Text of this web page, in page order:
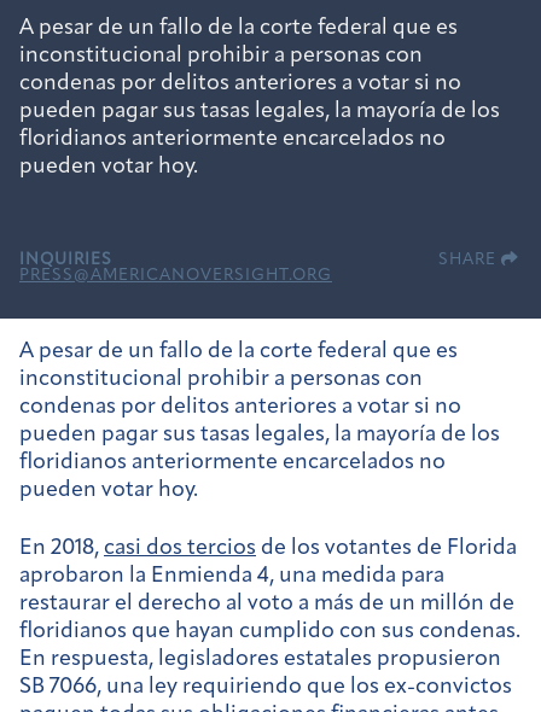
A pesar de un fallo de la corte federal que es
inconstitucional prohibir a personas con
condenas por delitos anteriores a votar si no
pueden pagar sus tasas legales, la mayoría de los
floridianos anteriormente encarcelados no
pueden votar hoy.
INQUIRIES
PRESS@AMERICANOVERSIGHT.ORG
SHARE
A pesar de un fallo de la corte federal que es
inconstitucional prohibir a personas con
condenas por delitos anteriores a votar si no
pueden pagar sus tasas legales, la mayoría de los
floridianos anteriormente encarcelados no
pueden votar hoy.
En 2018, casi dos tercios de los votantes de Florida
aprobaron la Enmienda 4, una medida para
restaurar el derecho al voto a más de un millón de
floridianos que hayan cumplido con sus condenas.
En respuesta, legisladores estatales propusieron
SB 7066, una ley requiriendo que los ex-convictos